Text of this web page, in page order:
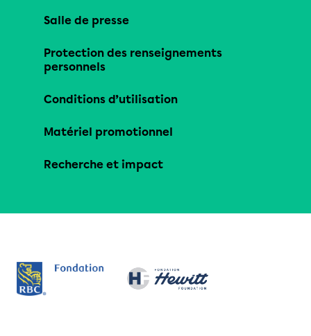
Salle de presse
Protection des renseignements
personnels
Conditions d’utilisation
Matériel promotionnel
Recherche et impact